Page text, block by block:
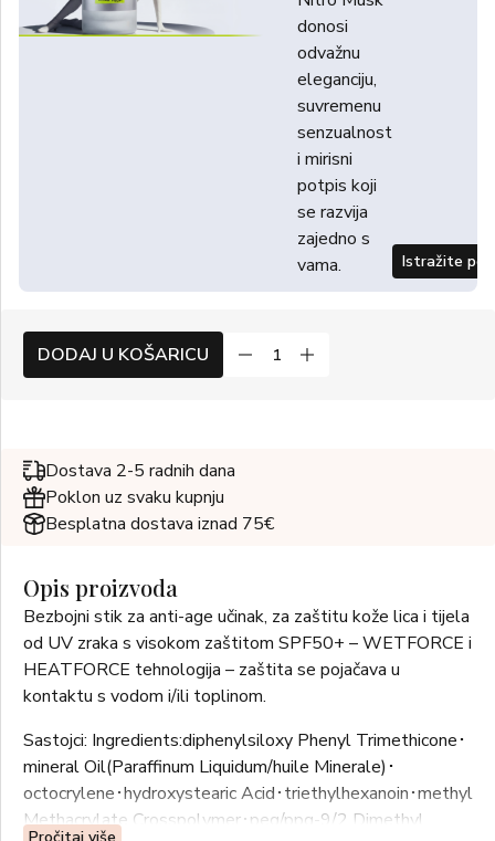
donosi
odvažnu
eleganciju,
suvremenu
senzualnost
i mirisni
potpis koji
se razvija
zajedno s
vama.
Istražite
DODAJ U KOŠARICU
Dostava 2-5 radnih dana
Poklon uz svaku kupnju
Besplatna dostava iznad 75€
Opis proizvoda
Bezbojni stik za anti-age učinak, za zaštitu kože lica i tijela
od UV zraka s visokom zaštitom SPF50+ – WETFORCE i
HEATFORCE tehnologija – zaštita se pojačava u
kontaktu s vodom i/ili toplinom.
Sastojci: Ingredients:diphenylsiloxy Phenyl Trimethicone･
mineral Oil(Paraffinum Liquidum/huile Minerale)･
octocrylene･hydroxystearic Acid･triethylhexanoin･methyl
Methacrylate Crosspolymer･peg/ppg-9/2 Dimethyl